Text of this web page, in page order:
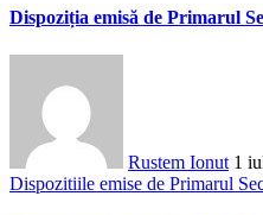
Dispoziția emisă de Primarul
Rustem Ionut 1
Dispozitiile emise de Primarul